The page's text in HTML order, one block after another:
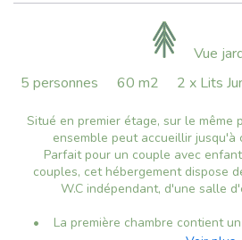
Vue
5 personnes
60 m2 2 x Lits
Situé en premier étage, sur le même
ensemble peut accueillir jusqu'à
Parfait pour un couple avec
couples, cet hébergement dispose
W.C indépendant, d'une salle
• La première chambre contient un